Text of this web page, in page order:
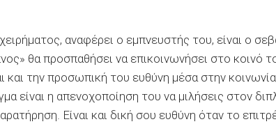
αναφέρει ο εμπνευστής του, είναι ο
θα προσπαθήσει να επικοινωνήσει στο κοινό
και την προσωπική του ευθύνη μέσα στην
είναι η απενοχοποίηση του να μιλήσεις στον
Είναι και δική σου ευθύνη όταν το